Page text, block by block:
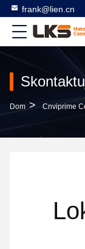
frank@lien.cn
Dom > Cnviprime